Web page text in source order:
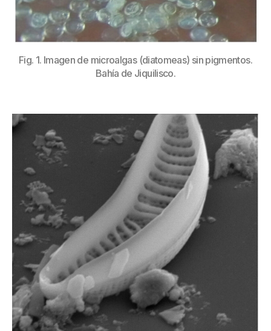
Fig. 1. Imagen de microalgas (diatomeas) sin pigmentos.
Bahía de Jiquilisco.